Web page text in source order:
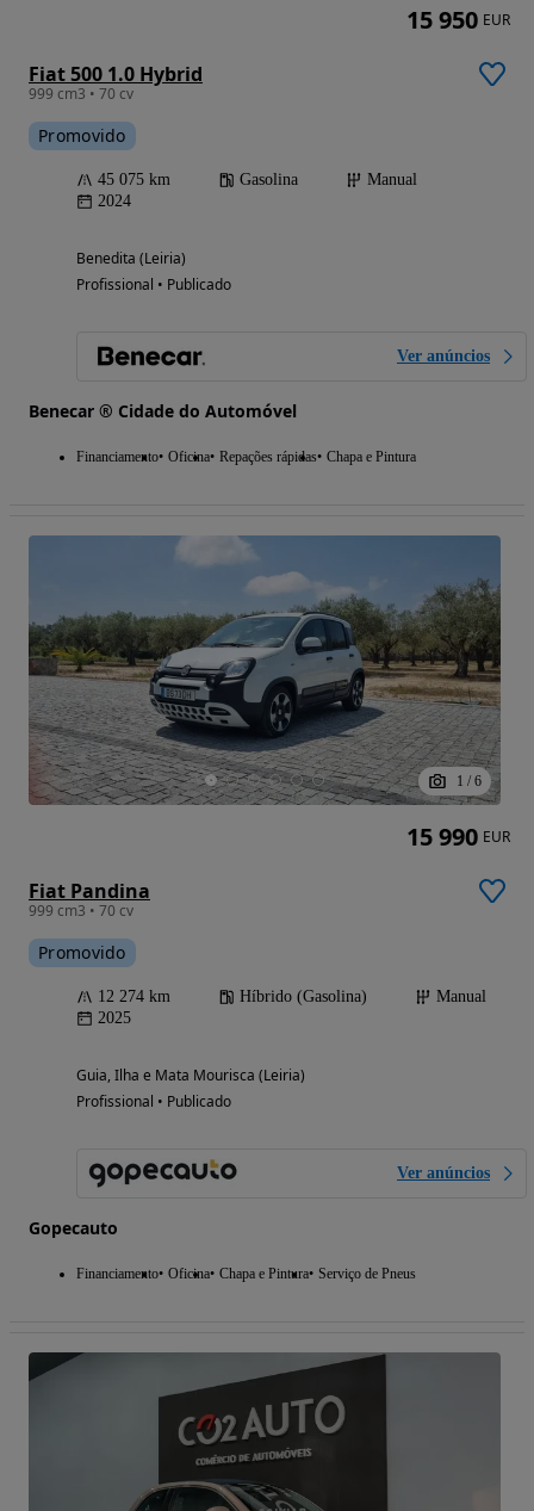
Fiat 500 1.0 Hybrid
999 cm3 • 70 cv
Promovido
45 075 km Gasolina
Manual
2024
Benedita (Leiria)
Profissional • Publicado
Ver anúncios
Benecar ® Cidade do Automóvel
Financiamento Oficina Repações rápidas Chapa e Pintura
15 950 EUR
1 / 6
Fiat Pandina
999 cm3 • 70 cv
Promovido
12 274 km Híbrido (Gasolina)
Manual
2025
Guia, Ilha e Mata Mourisca (Leiria)
Profissional • Publicado
Ver anúncios
Gopecauto
Financiamento Oficina Chapa e Pintura Serviço de Pneus
15 990 EUR